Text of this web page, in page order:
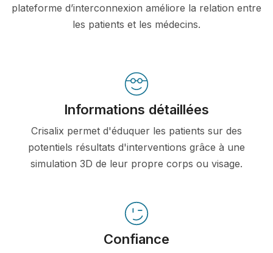
plateforme d’interconnexion améliore la relation entre
les patients et les médecins.
Informations détaillées
Crisalix permet d'éduquer les patients sur des
potentiels résultats d'interventions grâce à une
simulation 3D de leur propre corps ou visage.
Confiance